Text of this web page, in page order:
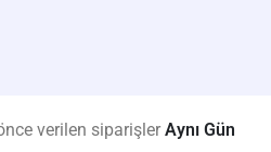
verilen siparişlerAynı Gün